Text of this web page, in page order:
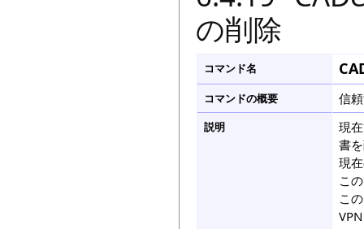
の削除
コマンド名
コマンドの概要 信
説明
現
書
現
こ
こ